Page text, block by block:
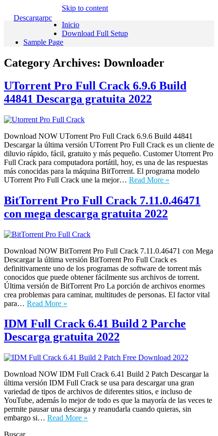
Descargarpc
Skip to content
Inicio
Download Full Setup
Sample Page
Category Archives: Downloader
UTorrent Pro Full Crack 6.9.6 Build
44841 Descarga gratuita 2022
Download NOW UTorrent Pro Full Crack 6.9.6 Build 44841
Descargar la última versión UTorrent Pro Full Crack es un cliente de
diluvio rápido, fácil, gratuito y más pequeño. Customer Utorrent Pro
Full Crack para computadora portátil, hoy, es una de las respuestas
más conocidas para la máquina BitTorrent. El programa modelo
UTorrent Pro Full Crack une la mejor… Read More »
BitTorrent Pro Full Crack 7.11.0.46471
con mega descarga gratuita 2022
Download NOW BitTorrent Pro Full Crack 7.11.0.46471 con Mega
Descargar la última versión BitTorrent Pro Full Crack es
definitivamente uno de los programas de software de torrent más
conocidos que puede obtener fácilmente sus archivos de torrent.
Última versión de BitTorrent Pro La porción de archivos enormes
crea problemas para caminar, multitudes de personas. El factor vital
para… Read More »
IDM Full Crack 6.41 Build 2 Parche
Descarga gratuita 2022
Download NOW IDM Full Crack 6.41 Build 2 Patch Descargar la
última versión IDM Full Crack se usa para descargar una gran
variedad de tipos de archivos de diferentes sitios, e incluso de
YouTube, además lo mejor de todo es que la mayoría de las veces te
permite pausar una descarga y reanudarla cuando quieras, sin
embargo si… Read More »